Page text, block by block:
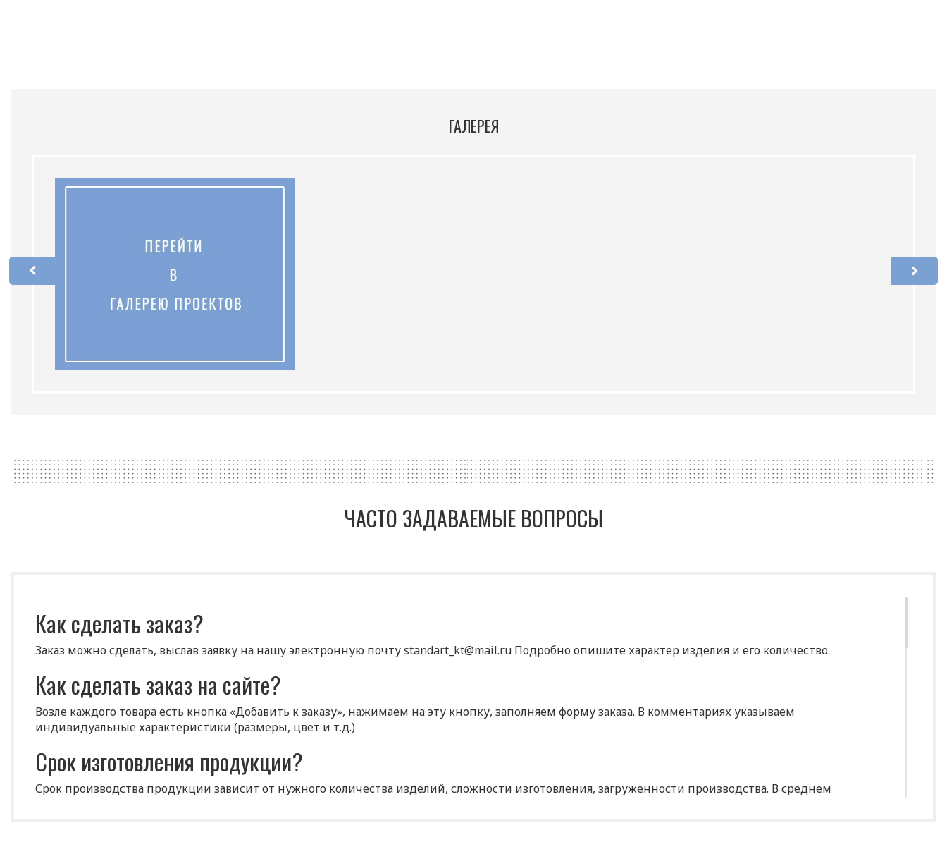
ГАЛЕРЕЯ
ЧАСТО ЗАДАВАЕМЫЕ ВОПРОСЫ
Как сделать заказ?
Заказ можно сделать, выслав заявку на нашу электронную почту standart_kt@mail.ru Подробно опишите характер изделия и его количество.
Как сделать заказ на сайте?
Возле каждого товара есть кнопка «Добавить к заказу», нажимаем на эту кнопку, заполняем форму заказа. В комментариях указываем
индивидуальные характеристики (размеры, цвет и т.д.)
Срок изготовления продукции?
Срок производства продукции зависит от нужного количества изделий, сложности изготовления, загруженности производства. В среднем